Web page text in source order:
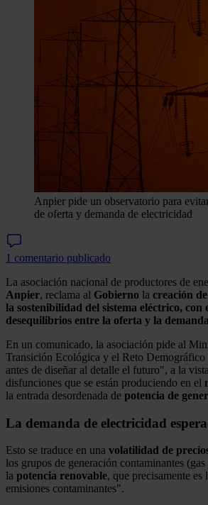
Anpier pide un observatorio para
de oferta y demanda de electricidad
1 comentario publicado
La asociación nacional de productores de
Anpier, reclama al Gobierno la creación
la sostenibilidad del sistema eléctrico, con
desequilibrios entre la oferta y la
En un comunicado, la asociación pide al
Transición Ecológica y el Reto Demográfico
antes de diseñar al detalle el futuro", a la
disfunciones que se están produciendo en el
la entrada desordenada de potencia de
La demanda de electricidad
Esto se traduce en una volatilidad de
los grupos de generación contaminantes
la potencia renovable, que precisamente
emisiones contaminantes".